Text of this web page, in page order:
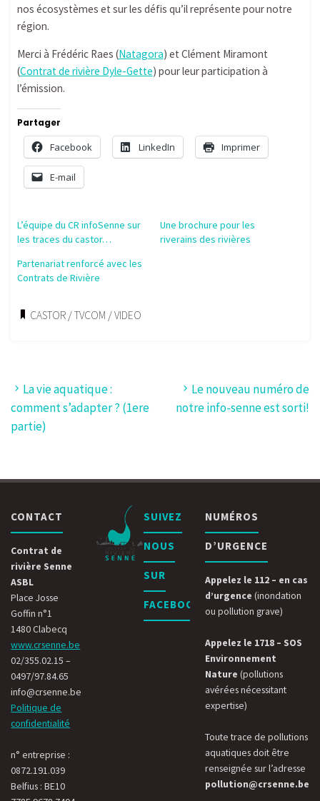
nos écosystèmes et sur les défis qu’il représente pour notre
région.
Merci à Frédéric Raes (Natagora) et Clément Miramont
(Contrat de rivière Dyle-Gette) pour leur participation à
l’émission.
Partager
Facebook LinkedIn Imprimer
E-mail
L’équipe du CR infoSenne sur
les traces du castor…
Une brochure pour les
riverains des rivières
Partenariat renforcé avec les
Contrats de Rivière
CASTOR/TVCOM /VIDEO
La vie aquatique :
comment s’adapter ? (1ere
partie)
Le nouveau numéro de
notre info-senne est sorti!
CONTACT
Contrat de
rivière Senne
ASBL
Place Josse
Goffin n°1
1480 Clabecq
www.crsenne.be
02/355.02.15 –
0497/97.84.65
info@crsenne.be
Politique de
confidentialité
n° entreprise :
0872.191.039
Belfius : BE10
SUIVEZ
NOUS
SUR
FACEBOOK
NUMÉROS
D’URGENCE
Appelez le 112 – en cas
d’urgence (inondation
ou pollution grave)
Appelez le 1718 – SOS
Environnement
Nature (pollutions
avérées nécessitant
expertise)
Toute trace de pollutions
aquatiques doit être
renseignée sur l’adresse
pollution@crsenne.be